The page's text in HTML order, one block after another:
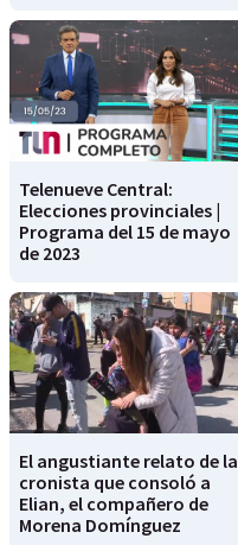
Telenueve Central:
Elecciones provinciales |
Programa del 15 de mayo
de 2023
El angustiante relato de la
cronista que consoló a
Elian, el compañero de
Morena Domínguez